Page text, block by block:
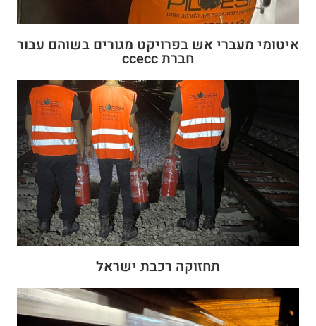
איטומי מעברי אש בפרויקט מגורים בשוהם עבור
חברת ccecc
תחזוקה רכבת ישראל